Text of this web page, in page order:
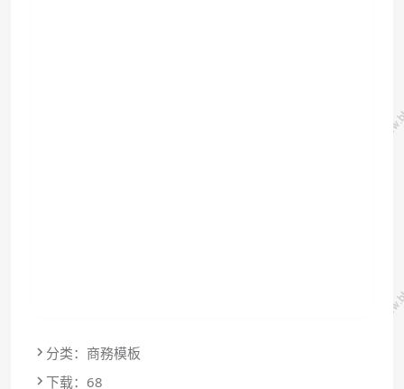
分类：商務模板
下载：68